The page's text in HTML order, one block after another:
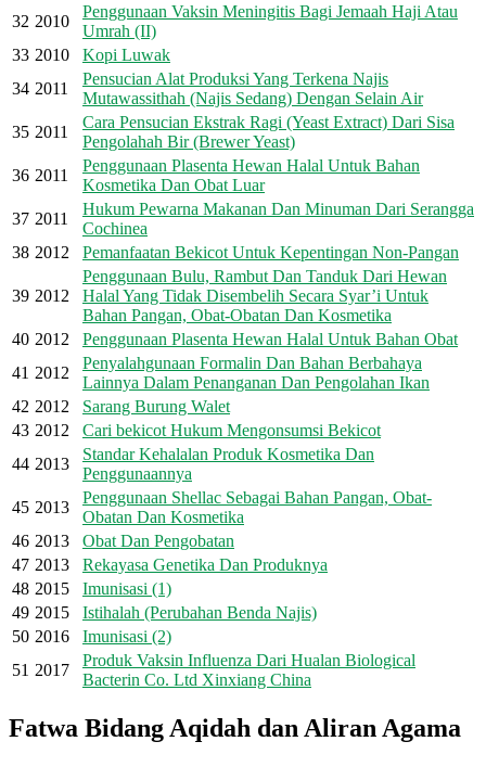
32 2010
Penggunaan Vaksin Meningitis Bagi Jemaah Haji Atau
Umrah (II)
33 2010
Kopi Luwak
34 2011
Pensucian Alat Produksi Yang Terkena Najis
Mutawassithah (Najis Sedang) Dengan Selain Air
35 2011
Cara Pensucian Ekstrak Ragi (Yeast Extract) Dari Sisa
Pengolahah Bir (Brewer Yeast)
36 2011
Penggunaan Plasenta Hewan Halal Untuk Bahan
Kosmetika Dan Obat Luar
37 2011
Hukum Pewarna Makanan Dan Minuman Dari Serangga
Cochinea
38 2012 Pemanfaatan Bekicot Untuk Kepentingan Non-Pangan
39 2012
Penggunaan Bulu, Rambut Dan Tanduk Dari Hewan
Halal Yang Tidak Disembelih Secara Syar’i Untuk
Bahan Pangan, Obat-Obatan Dan Kosmetika
40 2012
Penggunaan Plasenta Hewan Halal Untuk Bahan Obat
41 2012
Penyalahgunaan Formalin Dan Bahan Berbahaya
Lainnya Dalam Penanganan Dan Pengolahan Ikan
42 2012
Sarang Burung Walet
43 2012
Cari bekicot Hukum Mengonsumsi Bekicot
44 2013
Standar Kehalalan Produk Kosmetika Dan
Penggunaannya
45 2013
Penggunaan Shellac Sebagai Bahan Pangan, Obat-
Obatan Dan Kosmetika
46 2013
Obat Dan Pengobatan
47 2013
Rekayasa Genetika Dan Produknya
48 2015
Imunisasi (1)
49 2015
Istihalah (Perubahan Benda Najis)
50 2016
Imunisasi (2)
51 2017
Produk Vaksin Influenza Dari Hualan Biological
Bacterin Co. Ltd Xinxiang China
Fatwa Bidang Aqidah dan Aliran Agama